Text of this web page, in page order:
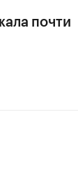
почти